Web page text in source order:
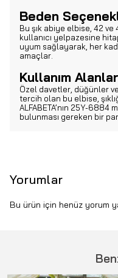
Beden
Bu şık abiye elbise, 42
kullanıcı yelpazesine
uyum sağlayarak, her
amaçlar.
Kullanım
Özel davetler, düğünler
tercih olan bu elbise,
ALFABETA’nın 25Y-6884
bulunması gereken bir
Yorumlar
Bu ürün için henüz yorum